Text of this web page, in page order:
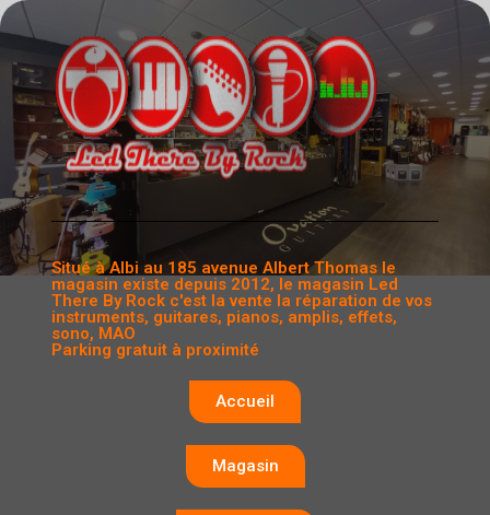
Situé à Albi au 185 avenue Albert Thomas le
magasin existe depuis 2012, le magasin Led
There By Rock c'est la vente la réparation de vos
instruments, guitares, pianos, amplis, effets,
sono, MAO
Parking gratuit à proximité
Accueil
Magasin